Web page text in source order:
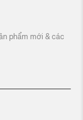
phẩm mới & các